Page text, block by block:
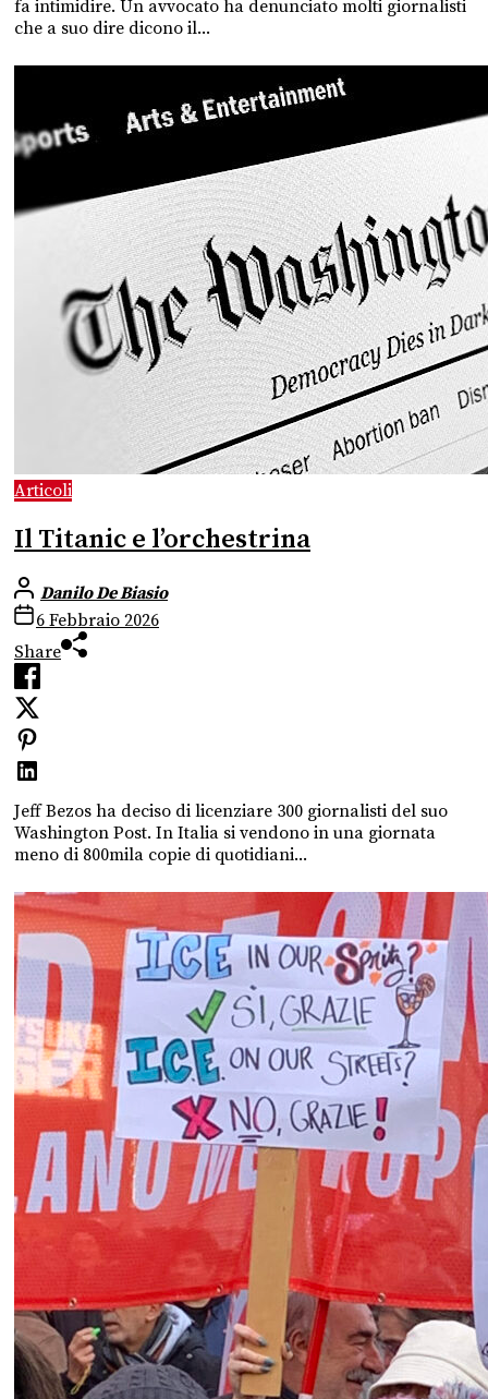
fa intimidire. Un avvocato ha denunciato molti giornalisti
che a suo dire dicono il...
Articoli
Il Titanic e l’orchestrina
Danilo De Biasio
6 Febbraio 2026
Share
Jeff Bezos ha deciso di licenziare 300 giornalisti del suo
Washington Post. In Italia si vendono in una giornata
meno di 800mila copie di quotidiani...